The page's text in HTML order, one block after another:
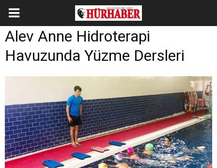
Alev Anne Hidroterapi
Havuzunda Yüzme Dersleri